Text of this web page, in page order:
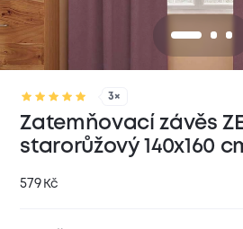
3×
Zatemňovací závěs
starorůžový 140x160
579 Kč